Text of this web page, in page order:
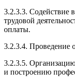
3.2.3.3. Содействие
трудовой
оплаты.
3.2.3.4. Проведение
3.2.3.5.
и построению